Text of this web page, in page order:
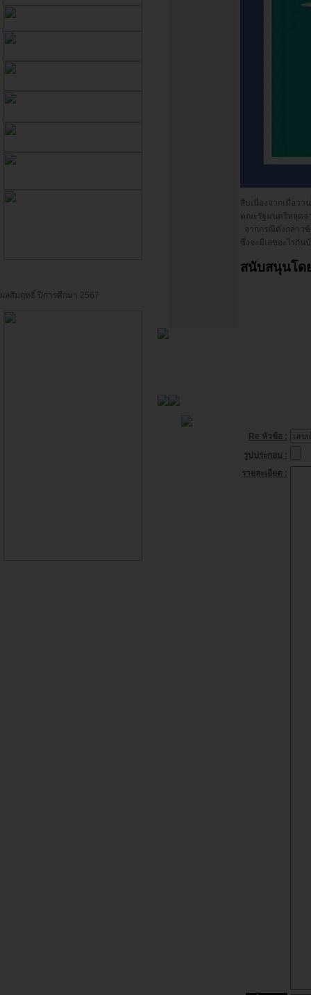
ผลสัมฤทธิ์ ปีการศึกษา 2567
สืบเนื่องจากเมื่อว
คณะรัฐมนตรีหลุดจ
จากกรณีดังกล่าวข้
ซึ่งจะมีเลขอะไรกั
สนับสนุนโด
Re หัวข้อ :
รูปประกอบ :
รายละเอียด :